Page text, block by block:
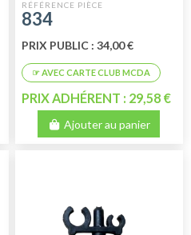
834
PRIX PUBLIC : 34,00 €
PRIX ADHÉRENT : 29,58 €
Ajouter au panier